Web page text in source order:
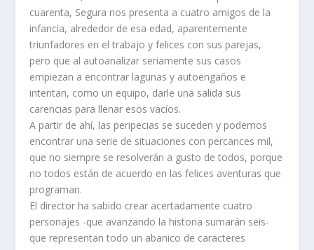
cuarenta, Segura nos presenta a cuatro amigos de la
infancia, alrededor de esa edad, aparentemente
triunfadores en el trabajo y felices con sus parejas,
pero que al autoanalizar seriamente sus casos
empiezan a encontrar lagunas y autoengaños e
intentan, como un equipo, darle una salida sus
carencias para llenar esos vacíos.
A partir de ahí, las peripecias se suceden y podemos
encontrar una serie de situaciones con percances mil,
que no siempre se resolverán a gusto de todos, porque
no todos están de acuerdo en las felices aventuras que
programan.
El director ha sabido crear acertadamente cuatro
personajes -que avanzando la historia sumarán seis-
que representan todo un abanico de caracteres